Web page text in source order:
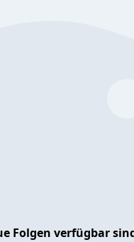
Folgen verfügbar